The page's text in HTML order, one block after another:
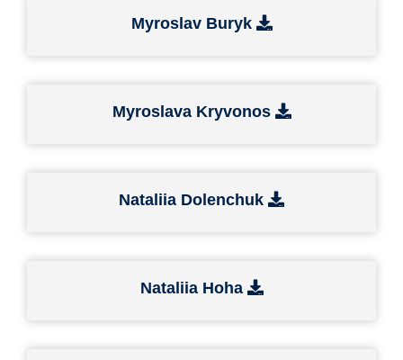
Myroslav Buryk
Myroslava Kryvonos
Nataliia Dolenchuk
Nataliia Hoha